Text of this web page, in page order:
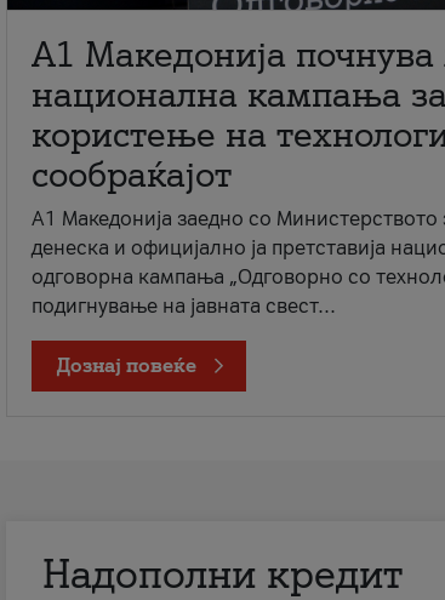
A1 Македонија
национална кампања
користење на
сообраќајот
A1 Македонија заедно со
денеска и официјално ја претставија
одговорна кампања „Одговорно со
подигнување на јавната свест...
Дознај повеќе
Надополни кредит